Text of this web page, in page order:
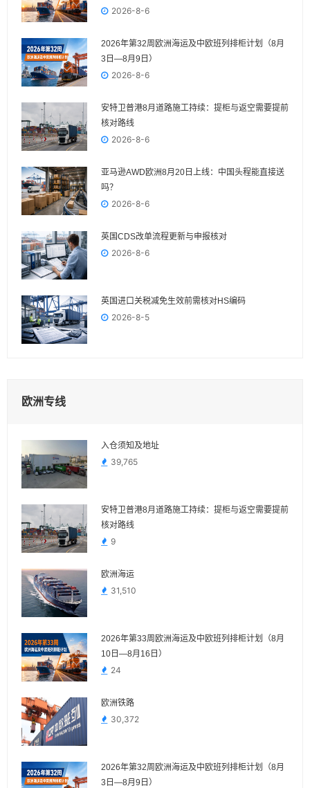
2026-8-6
2026年第32周欧洲海运及中欧班列排柜计划（8月
3日—8月9日）
2026-8-6
安特卫普港8月道路施工持续：提柜与返空需要提前
核对路线
2026-8-6
亚马逊AWD欧洲8月20日上线：中国头程能直接送
吗？
2026-8-6
英国CDS改单流程更新与申报核对
2026-8-6
英国进口关税减免生效前需核对HS编码
2026-8-5
欧洲专线
入仓须知及地址
39,765
安特卫普港8月道路施工持续：提柜与返空需要提前
核对路线
9
欧洲海运
31,510
2026年第33周欧洲海运及中欧班列排柜计划（8月
10日—8月16日）
24
欧洲铁路
30,372
2026年第32周欧洲海运及中欧班列排柜计划（8月
3日—8月9日）